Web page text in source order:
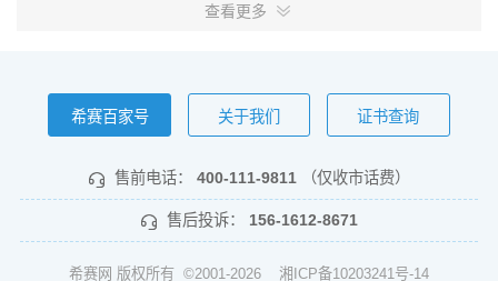
查看更多
希赛百家号 关于我们 证书查询
售前电话： 400-111-9811 （仅收市话费）
售后投诉： 156-1612-8671
希赛网 版权所有 ©2001-2026 湘ICP备10203241号-14